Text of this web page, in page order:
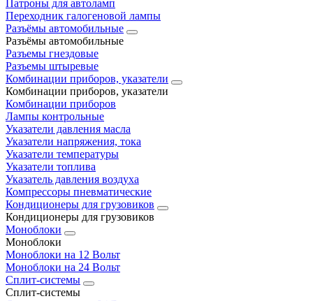
Патроны для автоламп
Переходник галогеновой лампы
Разъёмы автомобильные
Разъёмы автомобильные
Разъемы гнездовые
Разъемы штыревые
Комбинации приборов, указатели
Комбинации приборов, указатели
Комбинации приборов
Лампы контрольные
Указатели давления масла
Указатели напряжения, тока
Указатели температуры
Указатели топлива
Указатель давления воздуха
Компрессоры пневматические
Кондиционеры для грузовиков
Кондиционеры для грузовиков
Моноблоки
Моноблоки
Моноблоки на 12 Вольт
Моноблоки на 24 Вольт
Сплит-системы
Сплит-системы